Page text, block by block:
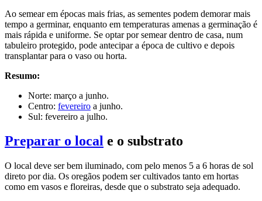
Ao semear em épocas mais frias, as sementes podem demorar mais
tempo a germinar, enquanto em temperaturas amenas a germinação é
mais rápida e uniforme. Se optar por semear dentro de casa, num
tabuleiro protegido, pode antecipar a época de cultivo e depois
transplantar para o vaso ou horta.
Resumo:
Norte: março a junho.
Centro: fevereiro a junho.
Sul: fevereiro a julho.
Preparar o local e o substrato
O local deve ser bem iluminado, com pelo menos 5 a 6 horas de sol
direto por dia. Os oregãos podem ser cultivados tanto em hortas
como em vasos e floreiras, desde que o substrato seja adequado.